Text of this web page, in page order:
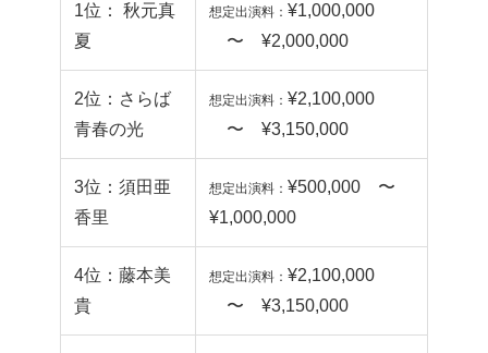
1位： 秋元真
夏
想定出演料： ¥1,000,000
〜 ¥2,000,000
2位：さらば
青春の光
想定出演料： ¥2,100,000
〜 ¥3,150,000
3位：須田亜
香里
想定出演料： ¥500,000 〜
¥1,000,000
4位：藤本美
貴
想定出演料： ¥2,100,000
〜 ¥3,150,000